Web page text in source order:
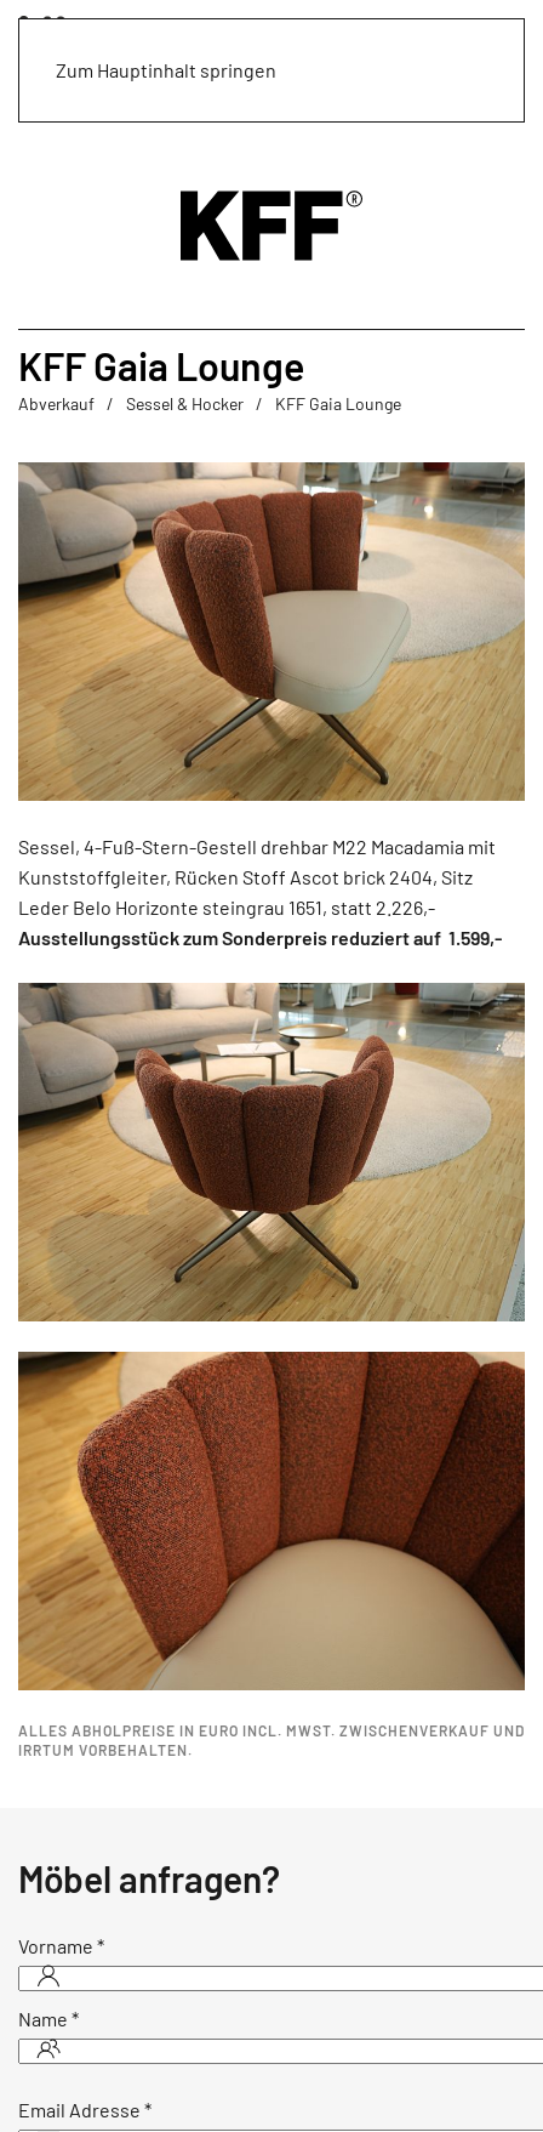
Zum Hauptinhalt springen
KFF Gaia Lounge
Abverkauf Sessel & Hocker KFF Gaia Lounge
Sessel, 4-Fuß-Stern-Gestell drehbar M22 Macadamia mit
Kunststoffgleiter, Rücken Stoff Ascot brick 2404, Sitz
Leder Belo Horizonte steingrau 1651, statt 2.226,-
Ausstellungsstück zum Sonderpreis reduziert auf 1.599,-
ALLES ABHOLPREISE IN EURO INCL. MWST. ZWISCHENVERKAUF UND
IRRTUM VORBEHALTEN.
Möbel anfragen?
Vorname *
Name *
Email Adresse *